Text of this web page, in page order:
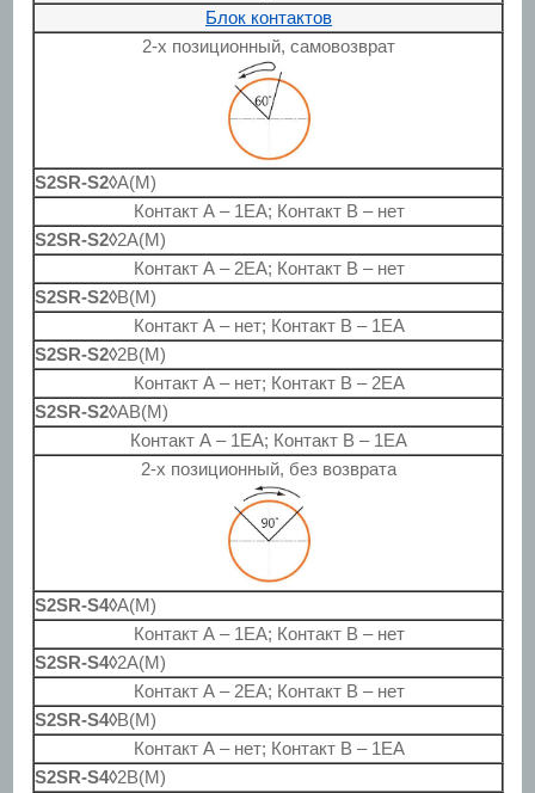
Блок контактов
2-х позиционный, самовозврат
S2SR-S2◊A(M)
Контакт А – 1EA; Контакт B – нет
S2SR-S2◊2A(M)
Контакт А – 2EA; Контакт B – нет
S2SR-S2◊B(M)
Контакт А – нет; Контакт B – 1EA
S2SR-S2◊2B(M)
Контакт А – нет; Контакт B – 2EA
S2SR-S2◊AB(M)
Контакт А – 1EA; Контакт B – 1EA
2-х позиционный, без возврата
S2SR-S4◊A(M)
Контакт А – 1EA; Контакт B – нет
S2SR-S4◊2A(M)
Контакт А – 2EA; Контакт B – нет
S2SR-S4◊B(M)
Контакт А – нет; Контакт B – 1EA
S2SR-S4◊2B(M)